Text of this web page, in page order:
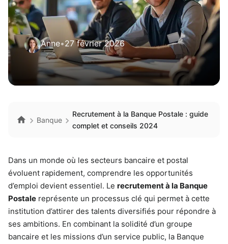
Anne•27 février 2026
Banque
Recrutement à la Banque Postale : guide
complet et conseils 2024
Dans un monde où les secteurs bancaire et postal
évoluent rapidement, comprendre les opportunités
d’emploi devient essentiel. Le recrutement à la Banque
Postale représente un processus clé qui permet à cette
institution d’attirer des talents diversifiés pour répondre à
ses ambitions. En combinant la solidité d’un groupe
bancaire et les missions d’un service public, la Banque